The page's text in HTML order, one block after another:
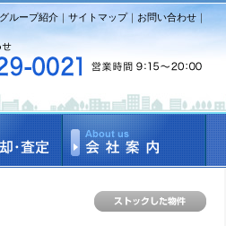
グループ紹介 ｜ サイトマップ｜ お問い合わせ ｜